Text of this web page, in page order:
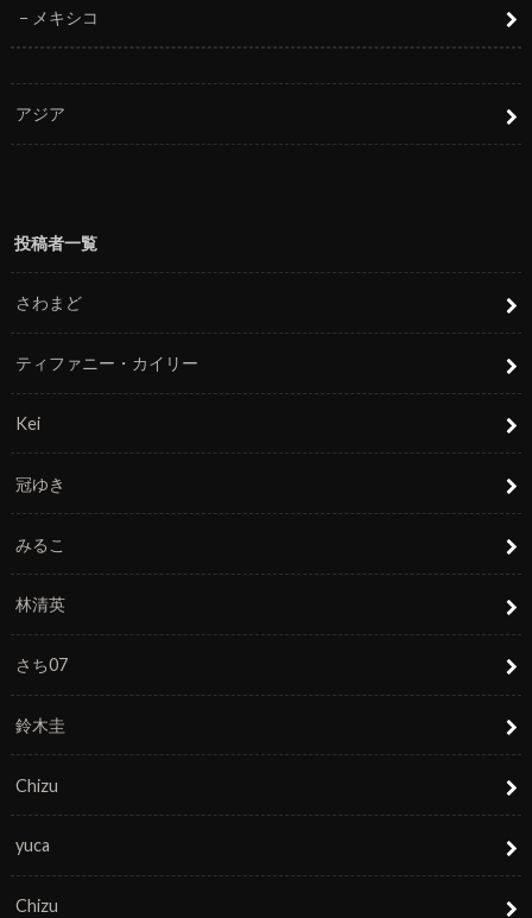
メキシコ
アジア
投稿者一覧
さわまど
ティファニー・カイリー
Kei
冠ゆき
みるこ
林清英
さち07
鈴木圭
Chizu
yuca
Chizu